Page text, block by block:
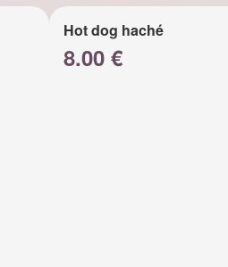
Hot dog haché
8.00 €